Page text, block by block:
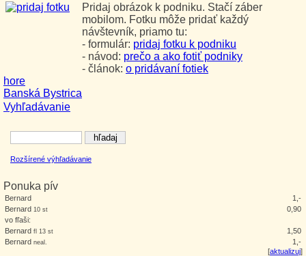
Vyhľadávanie
Rozšírené výhľadávanie
Ponuka pív
Bernard
1,-
Bernard 10 st
0,90
vo fľaši:
Bernard fl 13 st
1,50
Bernard neal.
1,-
[aktualizuj]
Pridaj obrázok k podniku. Stačí záber
mobilom. Fotku môže pridať každý
návštevník, priamo tu:
- formulár: pridaj fotku k podniku
- návod: prečo a ako fotiť podniky
- článok: o pridávaní fotiek
hore
Banská Bystrica